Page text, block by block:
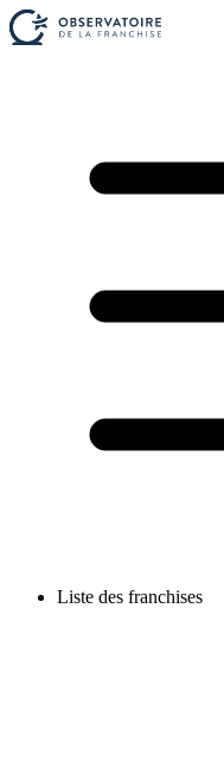
Liste des franchises